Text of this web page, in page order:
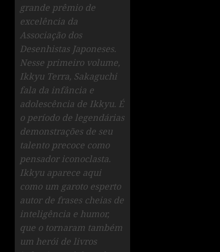
grande prêmio de
excelência da
Associação dos
Desenhistas Japoneses.
Nesse primeiro volume,
Ikkyu Terra, Sakaguchi
fala da infância e
adolescência de Ikkyu. É
o período de legendárias
demonstrações de seu
talento precoce como
pensador iconoclasta.
Ikkyu aparece aqui
como um garoto esperto
autor de frases cheias de
inteligência e humor,
que o tornaram também
um herói de livros